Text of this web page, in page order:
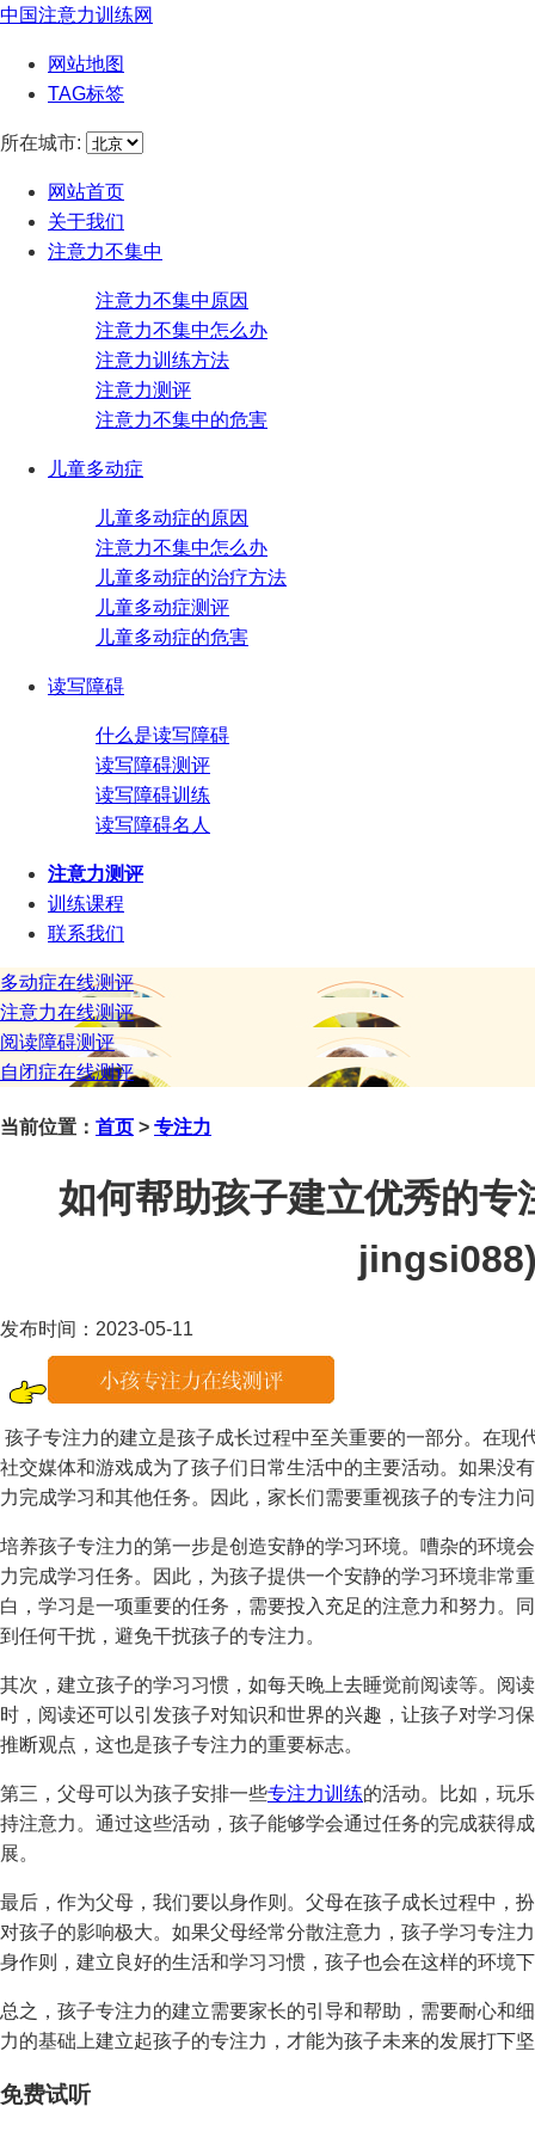
中国注意力训练网
网站地图
TAG标签
所在城市:
网站首页
关于我们
注意力不集中
注意力不集中原因
注意力不集中怎么办
注意力训练方法
注意力测评
注意力不集中的危害
儿童多动症
儿童多动症的原因
注意力不集中怎么办
儿童多动症的治疗方法
儿童多动症测评
儿童多动症的危害
读写障碍
什么是读写障碍
读写障碍测评
读写障碍训练
读写障碍名人
注意力测评
训练课程
联系我们
多动症在线测评
注意力在线测评
阅读障碍测评
自闭症在线测评
当前位置： 首页 > 专注力
如何帮助孩子建立优秀的专
发布时间：2023-05-11
孩子专注力的建立是孩子成长过程中至关重要的一部分。在现
社交媒体和游戏成为了孩子们日常生活中的主要活动。如果没
力完成学习和其他任务。因此，家长们需要重视孩子的专注力
培养孩子专注力的第一步是创造安静的学习环境。嘈杂的环境
力完成学习任务。因此，为孩子提供一个安静的学习环境非常
白，学习是一项重要的任务，需要投入充足的注意力和努力。
到任何干扰，避免干扰孩子的专注力。
其次，建立孩子的学习习惯，如每天晚上去睡觉前阅读等。阅
时，阅读还可以引发孩子对知识和世界的兴趣，让孩子对学习
推断观点，这也是孩子专注力的重要标志。
第三，父母可以为孩子安排一些专注力训练的活动。比如，玩
持注意力。通过这些活动，孩子能够学会通过任务的完成获得
展。
最后，作为父母，我们要以身作则。父母在孩子成长过程中，
对孩子的影响极大。如果父母经常分散注意力，孩子学习专注
身作则，建立良好的生活和学习习惯，孩子也会在这样的环境
总之，孩子专注力的建立需要家长的引导和帮助，需要耐心和
力的基础上建立起孩子的专注力，才能为孩子未来的发展打下
免费试听